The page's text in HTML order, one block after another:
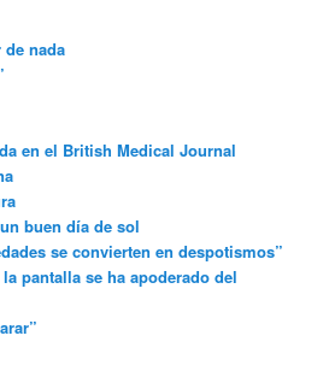
de nada
en el British Medical Journal
buen día de sol
se convierten en despotismos”
pantalla se ha apoderado del